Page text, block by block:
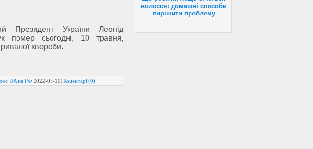
волосся: домашні способи
вирішити проблему
Президент України Леонід
помер сьогодні, 10 травня,
хвороби.
UA на РФ 2022-05-10| Коментарі (0)